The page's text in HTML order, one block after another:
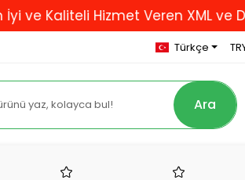
Hizmet Veren XML ve
Türkçe
Ara